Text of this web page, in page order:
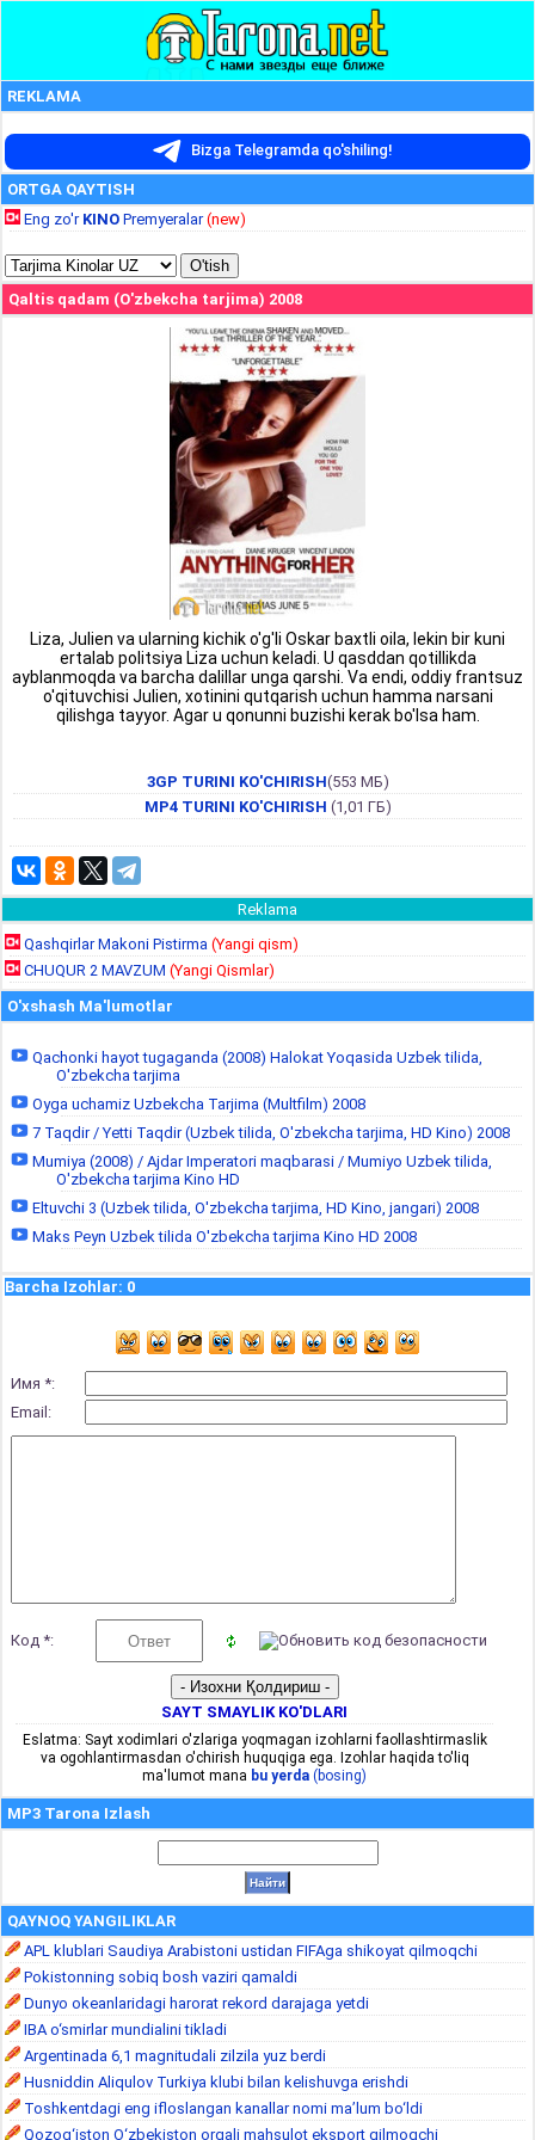
REKLAMA
Bizga Telegramda qo'shiling!
ORTGA QAYTISH
Eng zo'r KINO Premyeralar(new)
Qaltis qadam (O'zbekcha tarjima) 2008
Liza, Julien va ularning kichik o'g'li Oskar baxtli oila, lekin bir kuni
ertalab politsiya Liza uchun keladi. U qasddan qotillikda
ayblanmoqda va barcha dalillar unga qarshi. Va endi, oddiy frantsuz
o'qituvchisi Julien, xotinini qutqarish uchun hamma narsani
qilishga tayyor. Agar u qonunni buzishi kerak bo'lsa ham.
3GP TURINI KO'CHIRISH(553 МБ)
MP4 TURINI KO'CHIRISH (1,01 ГБ)
Reklama
Qashqirlar Makoni Pistirma (Yangi qism)
CHUQUR 2 MAVZUM (Yangi Qismlar)
O'xshash Ma'lumotlar
Qachonki hayot tugaganda (2008) Halokat Yoqasida Uzbek tilida,
O'zbekcha tarjima
Oyga uchamiz Uzbekcha Tarjima (Multfilm) 2008
7 Taqdir / Yetti Taqdir (Uzbek tilida, O'zbekcha tarjima, HD Kino) 2008
Mumiya (2008) / Ajdar Imperatori maqbarasi / Mumiyo Uzbek tilida,
O'zbekcha tarjima Kino HD
Eltuvchi 3 (Uzbek tilida, O'zbekcha tarjima, HD Kino, jangari) 2008
Maks Peyn Uzbek tilida O'zbekcha tarjima Kino HD 2008
Barcha Izohlar: 0
Имя *:
Email:
Код *:
SAYT SMAYLIK KO'DLARI
Eslatma: Sayt xodimlari o'zlariga yoqmagan izohlarni faollashtirmaslik
va ogohlantirmasdan o'chirish huquqiga ega. Izohlar haqida to'liq
ma'lumot mana bu yerda (bosing)
MP3 Tarona Izlash
QAYNOQ YANGILIKLAR
APL klublari Saudiya Arabistoni ustidan FIFAga shikoyat qilmoqchi
Pokistonning sobiq bosh vaziri qamaldi
Dunyo okeanlaridagi harorat rekord darajaga yetdi
IBA o‘smirlar mundialini tikladi
Argentinada 6,1 magnitudali zilzila yuz berdi
Husniddin Aliqulov Turkiya klubi bilan kelishuvga erishdi
Toshkentdagi eng ifloslangan kanallar nomi ma’lum bo‘ldi
Qozog‘iston O‘zbekiston orqali mahsulot eksport qilmoqchi